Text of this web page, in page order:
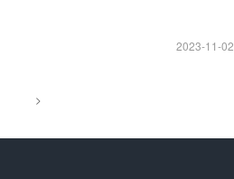
2023-11-02
>